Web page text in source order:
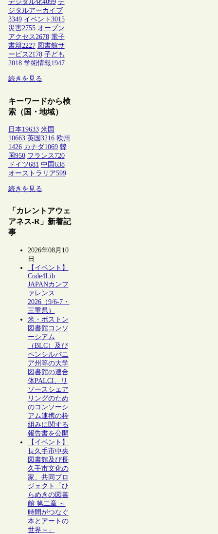
デジタル化4099 デ
ジタルアーカイブ
3349 イベント 3015
災害2755 オープン
アクセス2678 電子
書籍2227 図書館サ
ービス2178 子ども
2018 学術情報1947
続きを見る
キーワードから検
索（国・地域）
日本19633 米国
10663 英国 3216 欧州
1426 カナダ1069 韓
国 950 フランス 720
ドイツ681 中国 638
オーストラリア599
続きを見る
「カレントアウェ
アネス-R」新着記
事
2026年08月10
日
【イベント】
Code4Lib
JAPANカンフ
ァレンス
2026（9/6-7・
三重県）
米・ボストン
図書館コンソ
ーシアム
（BLC）及び
ペンシルバニ
ア州等の大学
図書館の連合
体PALCI、リ
ソースシェア
リングのため
のコンソーシ
アム連携の枠
組みに関する
報告書を公開
【イベント】
長久手市中央
図書館及び長
久手市文化の
家、共同プロ
ジェクト「ひ
らめきの図書
館 第二章 ～
時間がつなぐ
本とアートの
世界～」